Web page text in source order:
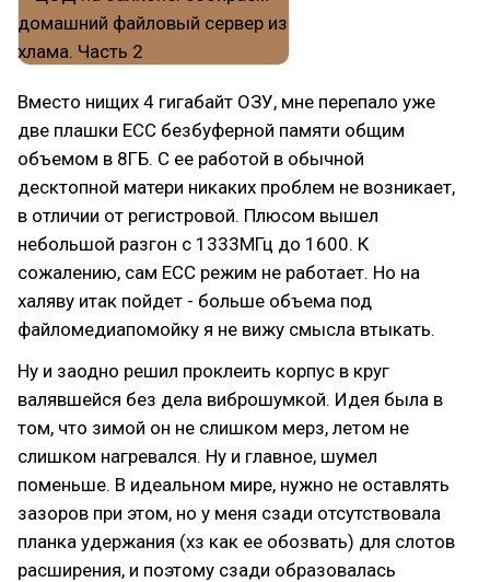
Вместо нищих 4 гигабайт ОЗУ, мне перепало уже
две плашки ECC безбуферной памяти общим
объемом в 8ГБ. С ее работой в обычной
десктопной матери никаких проблем не возникает,
в отличии от регистровой. Плюсом вышел
небольшой разгон с 1333МГц до 1600. К
сожалению, сам ECC режим не работает. Но на
халяву итак пойдет - больше объема под
файломедиапомойку я не вижу смысла втыкать.
Ну и заодно решил проклеить корпус в круг
валявшейся без дела виброшумкой. Идея была в
том, что зимой он не слишком мерз, летом не
слишком нагревался. Ну и главное, шумел
поменьше. В идеальном мире, нужно не оставлять
зазоров при этом, но у меня сзади отсутствовала
планка удержания (хз как ее обозвать) для слотов
расширения, и поэтому сзади образовалась